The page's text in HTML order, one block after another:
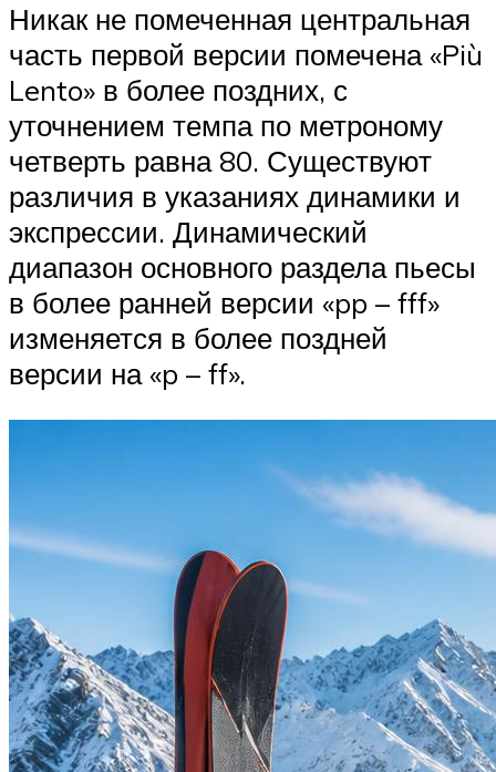
Никак не помеченная центральная
часть первой версии помечена «Più
Lento» в более поздних, с
уточнением темпа по метроному
четверть равна 80. Существуют
различия в указаниях динамики и
экспрессии. Динамический
диапазон основного раздела пьесы
в более ранней версии «pp – fff»
изменяется в более поздней
версии на «p – ff».